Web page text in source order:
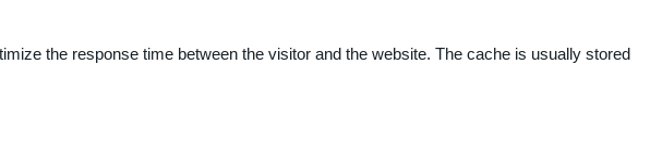
the response time between the visitor and the website. The cache is usually stored